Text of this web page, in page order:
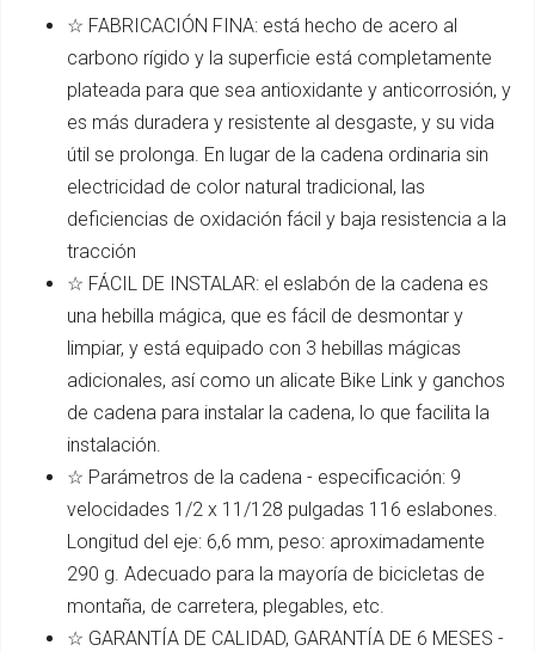
☆ FABRICACIÓN FINA: está hecho de acero al
carbono rígido y la superficie está completamente
plateada para que sea antioxidante y anticorrosión, y
es más duradera y resistente al desgaste, y su vida
útil se prolonga. En lugar de la cadena ordinaria sin
electricidad de color natural tradicional, las
deficiencias de oxidación fácil y baja resistencia a la
tracción
☆ FÁCIL DE INSTALAR: el eslabón de la cadena es
una hebilla mágica, que es fácil de desmontar y
limpiar, y está equipado con 3 hebillas mágicas
adicionales, así como un alicate Bike Link y ganchos
de cadena para instalar la cadena, lo que facilita la
instalación.
☆ Parámetros de la cadena - especificación: 9
velocidades 1/2 x 11/128 pulgadas 116 eslabones.
Longitud del eje: 6,6 mm, peso: aproximadamente
290 g. Adecuado para la mayoría de bicicletas de
montaña, de carretera, plegables, etc.
☆ GARANTÍA DE CALIDAD, GARANTÍA DE 6 MESES -